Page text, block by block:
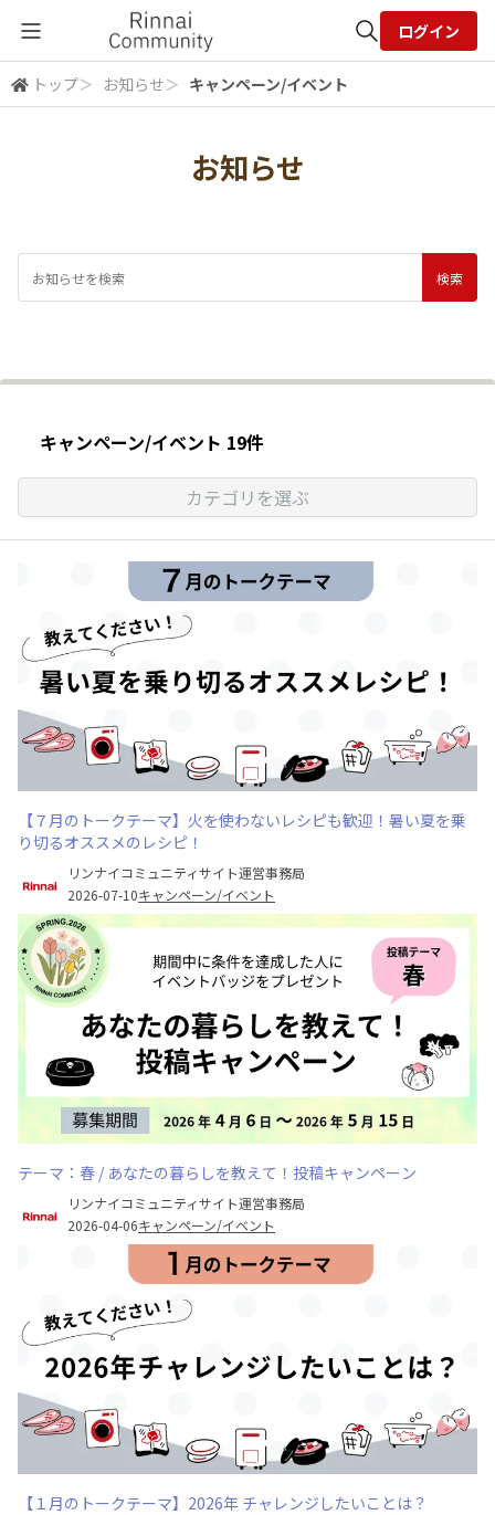
全体検索
ログイン
トップ＞ お知らせ＞ キャンペーン/イベント
お知らせ
キャンペーン/イベント 19件
カテゴリを選ぶ
【７月のトークテーマ】火を使わないレシピも歓迎！暑い夏を乗
り切るオススメのレシピ！
リンナイコミュニティサイト運営事務局
2026-07-10キャンペーン/イベント
テーマ：春 / あなたの暮らしを教えて！投稿キャンペーン
リンナイコミュニティサイト運営事務局
2026-04-06キャンペーン/イベント
【１月のトークテーマ】2026年 チャレンジしたいことは？